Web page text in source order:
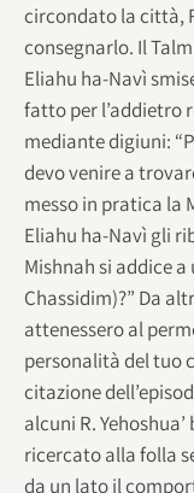
circondato la città,
consegnarlo. Il
Eliahu ha-Navì
fatto per l’addietro
mediante digiuni:
devo venire a
messo in pratica la
Eliahu ha-Navì gli
Mishnah si addice
Chassidim)?” Da
attenessero al
personalità del tuo
citazione
alcuni R.
ricercato alla folla
da un lato il